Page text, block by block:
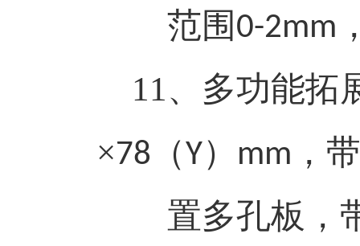
范围 0-2mm
11、多功能拓
×78 （Y） mm ，
置多孔板，带